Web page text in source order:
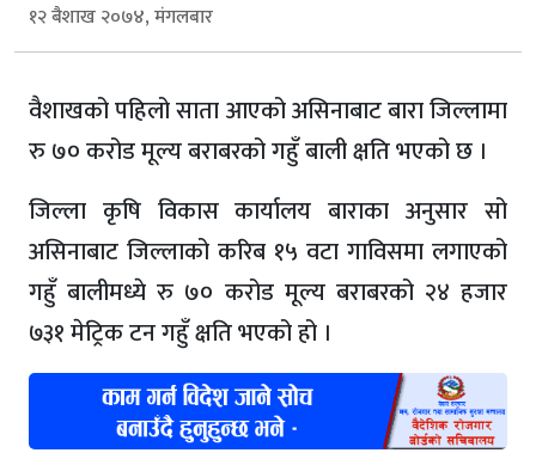
१२ बैशाख २०७४, मंगलबार
वैशाखको पहिलो साता आएको असिनाबाट बारा जिल्लामा
रु ७० करोड मूल्य बराबरको गहुँ बाली क्षति भएको छ ।
जिल्ला कृषि विकास कार्यालय बाराका अनुसार सो
असिनाबाट जिल्लाको करिब १५ वटा गाविसमा लगाएको
गहुँ बालीमध्ये रु ७० करोड मूल्य बराबरको २४ हजार
७३१ मेट्रिक टन गहुँ क्षति भएको हो ।